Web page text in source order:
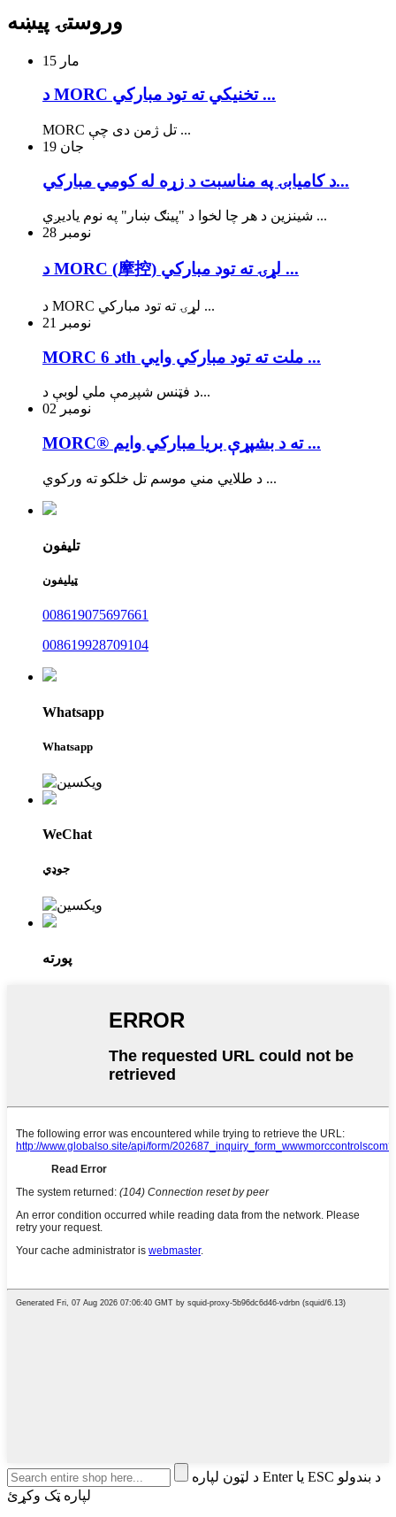
وروستۍ پیښه
مار 15
د MORC تخنیکي ته تود مبارکي ...
MORC تل ژمن دی چې ...
جان 19
د کاميابۍ په مناسبت د زړه له کومي مبارکي...
شینزین د هر چا لخوا د "پینګ ښار" په نوم یادیږي ...
نومبر 28
د MORC (摩控) لړۍ ته تود مبارکي ...
د MORC لړۍ ته تود مبارکي ...
نومبر
21
MORC د 6th ملت ته تود مبارکي وايي ...
د فټنس شپږمې ملي لوبې د...
نومبر 02
MORC® ته د بشپړې بریا مبارکي وایم ...
د طلايي مني موسم تل خلکو ته ورکوي ...
تلیفون
ټیلیفون
008619075697661
008619928709104
Whatsapp
Whatsapp
WeChat
جوډي
پورته
د لټون لپاره Enter یا ESC د بندولو
لپاره ټک وکړئ